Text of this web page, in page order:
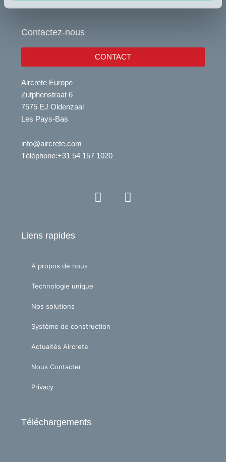
Contactez-nous
CONTACT
Aircrete Europe
Zutphenstraat 6
7575 EJ Oldenzaal
Les Pays-Bas
info@aircrete.com
Téléphone:+31 54 157 1020
Y
o
L
i
Liens rapides
A propos de nous
Technologie unique
Nos solutions
Système de construction
Actuaités Aircrete
Nous Contacter
Privacy
Téléchargements